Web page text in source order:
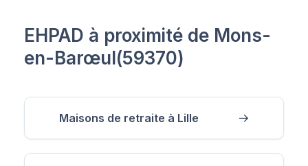
EHPAD à proximité de Mons-
en-Barœul(59370)
Maisons de retraite à Lille